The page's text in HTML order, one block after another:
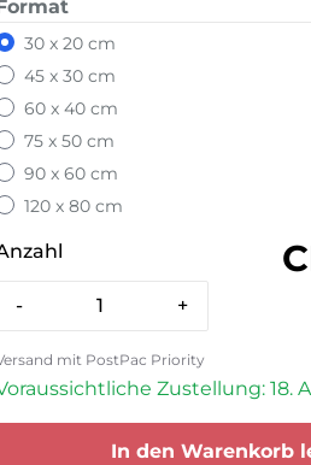
30 x 20 cm
45 x 30 cm
60 x 40 cm
75 x 50 cm
90 x 60 cm
120 x 80 cm
- +
mit PostPac Priority
Zustellung: 18.
In den Warenkorb